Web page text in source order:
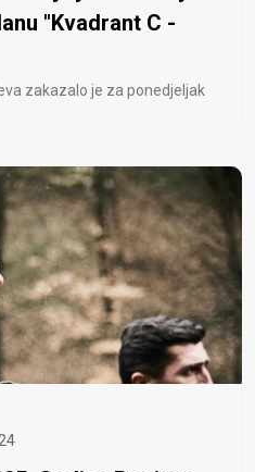
"Kvadrant C -
zakazalo je za ponedjeljak